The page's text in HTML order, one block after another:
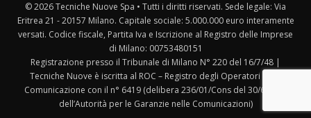
© 2026 Tecniche Nuove Spa • Tutti i diritti riservati. Sede legale: Via
Eritrea 21 - 20157 Milano. Capitale sociale: 5.000.000 euro interamente
versati. Codice fiscale, Partita Iva e Iscrizione al Registro delle Imprese
di Milano: 00753480151
Registrazione presso il Tribunale di Milano N° 220 del 16/7/48 |
Tecniche Nuove è iscritta al ROC – Registro degli Operatori della
Comunicazione con il n° 6419 (delibera 236/01/Cons del 30/6/2001
dell’Autorità per le Garanzie nelle Comunicazioni)